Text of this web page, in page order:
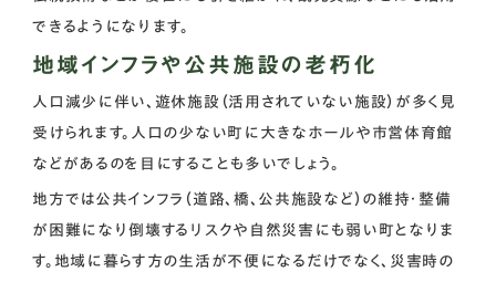
できるようになります。
地域インフラや公共施設の老朽化
人口減少に伴い、遊休施設（活用されていない施設）が多く見
受けられます。人口の少ない町に大きなホールや市営体育館
などがあるのを目にすることも多いでしょう。
地方では公共インフラ（道路、橋、公共施設など）の維持・整備
が困難になり倒壊するリスクや自然災害にも弱い町となりま
す。地域に暮らす方の生活が不便になるだけでなく、災害時の